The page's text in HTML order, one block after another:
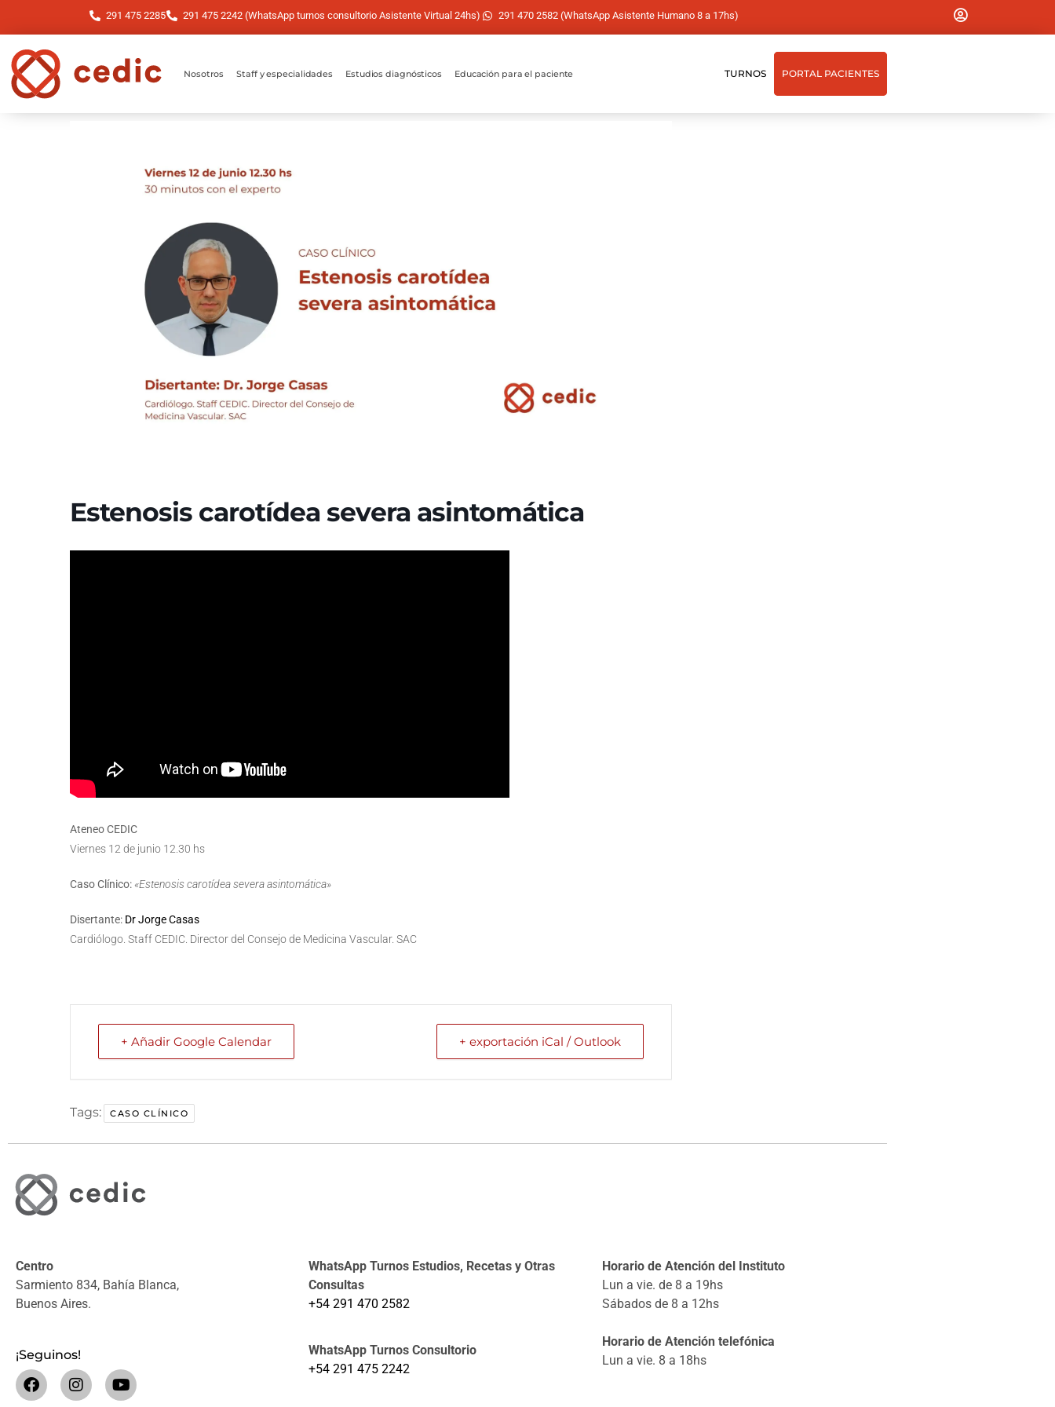
291 475 2285 291 475 2242 (WhatsApp turnos consultorio Asistente Virtual 24hs) 291 470 2582 (WhatsApp Asistente Humano 8 a 17hs)
Nosotros Staff y especialidades Estudios diagnósticos Educación para el paciente TURNOS PORTAL PACIENTES
Estenosis carotídea severa asintomática
Ateneo CEDIC
Viernes 12 de junio 12.30 hs
Caso Clínico: «Estenosis carotídea severa asintomática»
Disertante: Dr Jorge Casas
Cardiólogo. Staff CEDIC. Director del Consejo de Medicina Vascular. SAC
+ Añadir Google Calendar + exportación iCal / Outlook
Tags: CASO CLÍNICO
Centro
Sarmiento 834, Bahía Blanca,
Buenos Aires.
¡Seguinos!
WhatsApp Turnos Estudios, Recetas y Otras
Consultas
+54 291 470 2582
WhatsApp Turnos Consultorio
+54 291 475 2242
Horario de Atención del Instituto
Lun a vie. de 8 a 19hs
Sábados de 8 a 12hs
Horario de Atención telefónica
Lun a vie. 8 a 18hs